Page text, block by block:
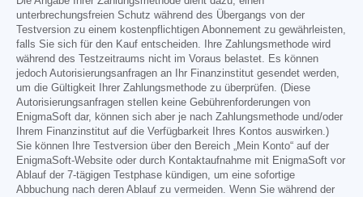
unterbrechungsfreien Schutz während des Übergangs von der
Testversion zu einem kostenpflichtigen Abonnement zu gewährleisten,
falls Sie sich für den Kauf entscheiden. Ihre Zahlungsmethode wird
während des Testzeitraums nicht im Voraus belastet. Es können
jedoch Autorisierungsanfragen an Ihr Finanzinstitut gesendet werden,
um die Gültigkeit Ihrer Zahlungsmethode zu überprüfen. (Diese
Autorisierungsanfragen stellen keine Gebührenforderungen von
EnigmaSoft dar, können sich aber je nach Zahlungsmethode und/oder
Ihrem Finanzinstitut auf die Verfügbarkeit Ihres Kontos auswirken.)
Sie können Ihre Testversion über den Bereich „Mein Konto“ auf der
EnigmaSoft-Website oder durch Kontaktaufnahme mit EnigmaSoft vor
Ablauf der 7-tägigen Testphase kündigen, um eine sofortige
Abbuchung nach deren Ablauf zu vermeiden. Wenn Sie während der